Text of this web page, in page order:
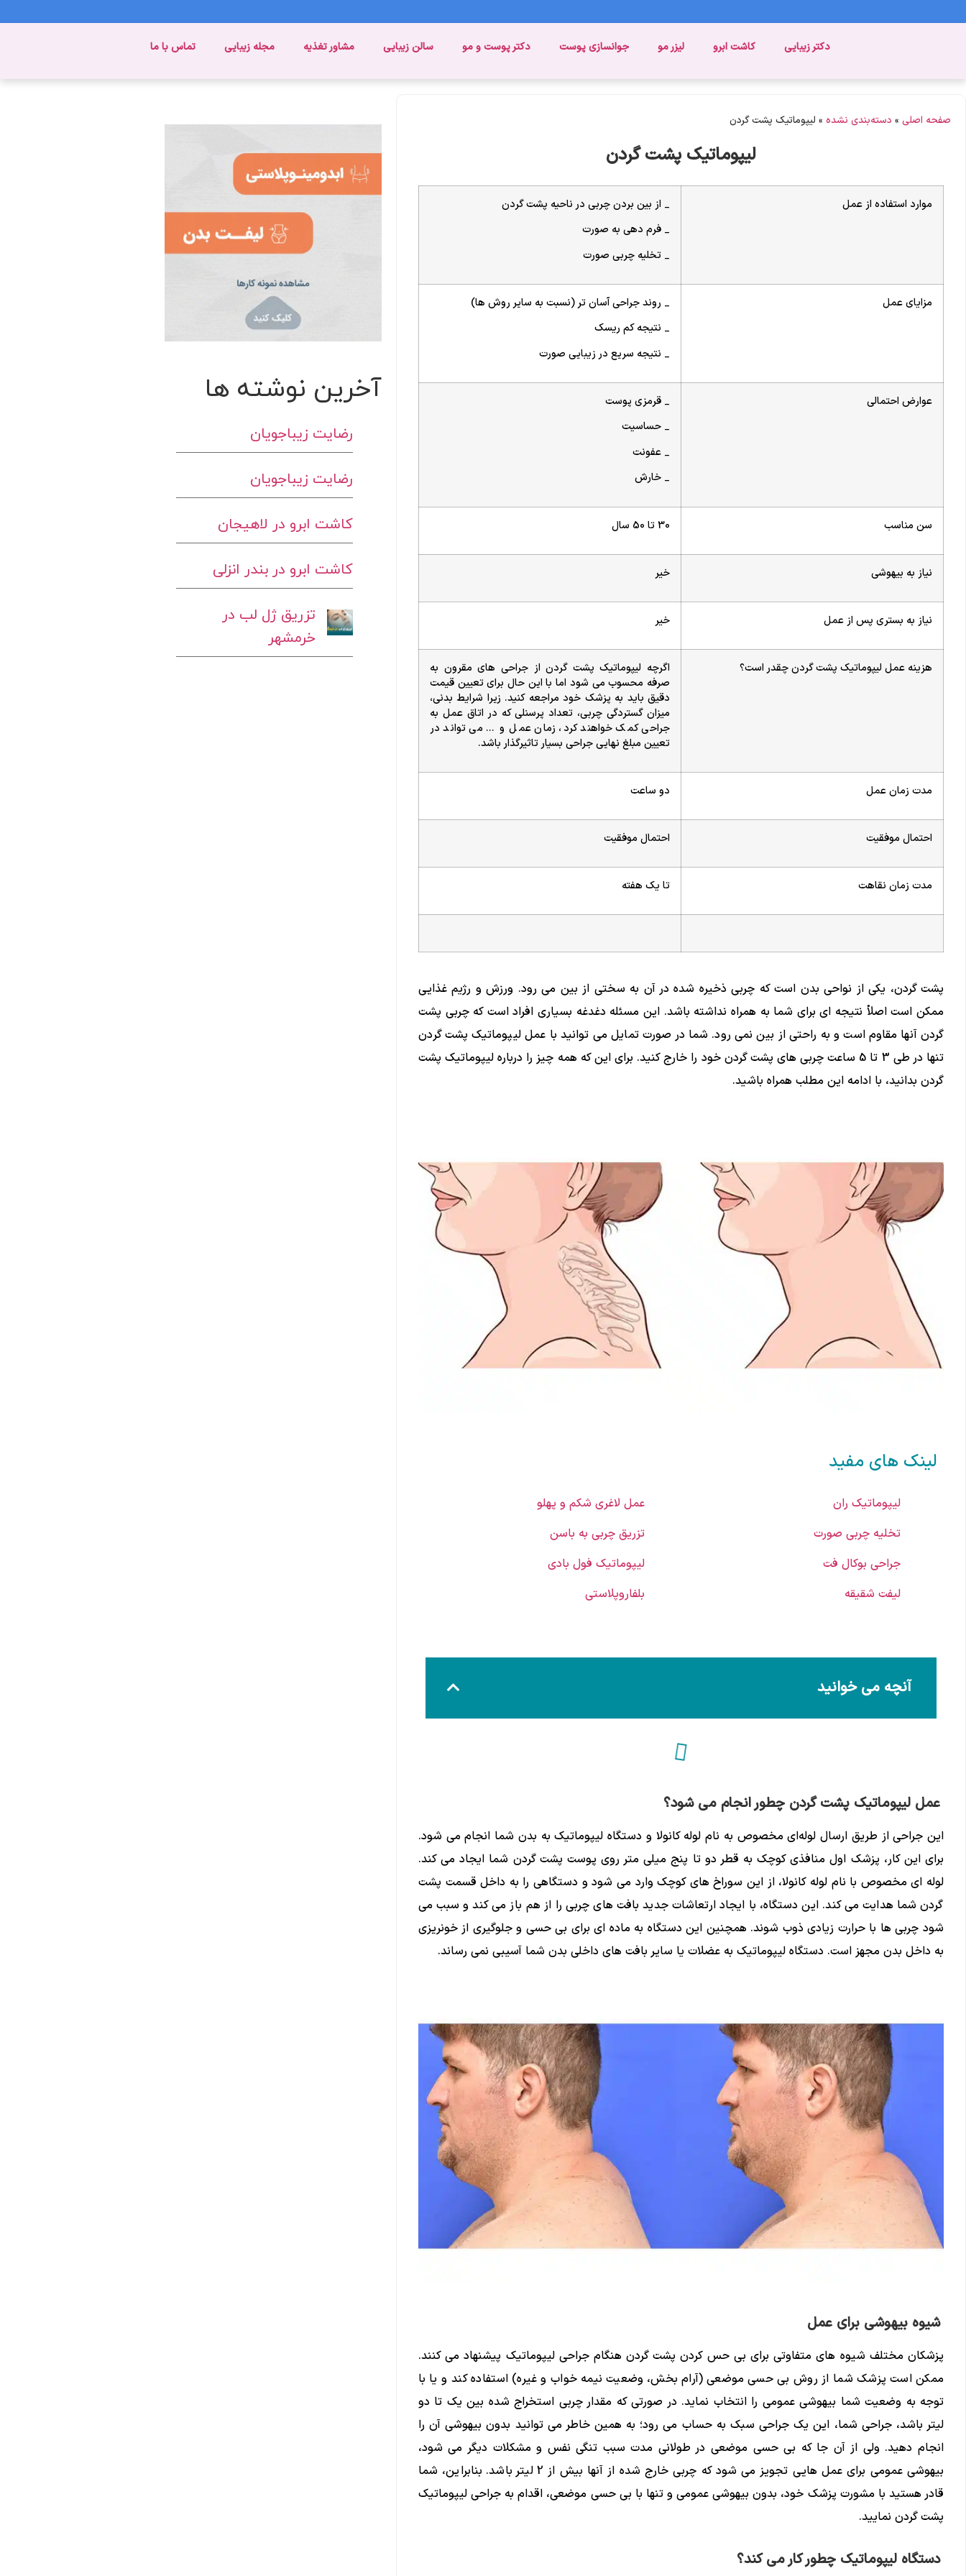
دکتر زیبایی کاشت ابرو لیزر مو جوانسازی پوست دکتر پوست و مو سالن زیبایی مشاور تغذیه مجله زیبایی تماس با ما
صفحه اصلی » دسته‌بندی نشده » لیپوماتیک پشت گردن
لیپوماتیک پشت گردن
موارد استفاده از عمل
_ از بین بردن چربی در ناحیه پشت گردن
_ فرم دهی به صورت
_ تخلیه چربی صورت
مزایای عمل
_ روند جراحی آسان تر (نسبت به سایر روش ها)
_ نتیجه کم ریسک
_ نتیجه سریع در زیبایی صورت
عوارض احتمالی
_ قرمزی پوست
_ حساسیت
_ عفونت
_ خارش
سن مناسب 30 تا 50 سال
نیاز به بیهوشی خیر
نیاز به بستری پس از عمل خیر
هزینه عمل لیپوماتیک پشت گردن چقدر است؟
اگرچه لیپوماتیک پشت گردن از جراحی های مقرون به
صرفه محسوب می شود اما با این حال برای تعیین قیمت
دقیق باید به پزشک خود مراجعه کنید. زیرا شرایط بدنی،
میزان گستردگی چربی، تعداد پرسنلی که در اتاق عمل به
جراحی کمک خواهند کرد، زمان عمل و … می تواند در
تعیین مبلغ نهایی جراحی بسیار تاثیرگذار باشد.
مدت زمان عمل دو ساعت
احتمال موفقیت احتمال موفقیت
مدت زمان نقاهت تا یک هفته
پشت گردن، یکی از نواحی بدن است که چربی ذخیره شده در آن به سختی از بین می رود. ورزش و رژیم غذایی
ممکن است اصلاْ نتیجه ای برای شما به همراه نداشته باشد. این مسئله دغدغه بسیاری افراد است که چربی پشت
گردن آنها مقاوم است و به راحتی از بین نمی رود. شما در صورت تمایل می توانید با عمل لیپوماتیک پشت گردن
تنها در طی 3 تا 5 ساعت چربی های پشت گردن خود را خارج کنید. برای این که همه چیز را درباره لیپوماتیک پشت
گردن بدانید، با ادامه این مطلب همراه باشید.
لینک های مفید
لیپوماتیک ران
تخلیه چربی صورت
جراحی بوکال فت
لیفت شقیقه
عمل لاغری شکم و پهلو
تزریق چربی به باسن
لیپوماتیک فول بادی
بلفاروپلاستی
آنچه می خوانید
عمل لیپوماتیک پشت گردن چطور انجام می شود؟
این جراحی از طریق ارسال لوله‌ای مخصوص به نام لوله کانولا و دستگاه لیپوماتیک به بدن شما انجام می شود.
برای این کار، پزشک اول منافذی کوچک به قطر دو تا پنج میلی متر روی پوست پشت گردن شما ایجاد می کند.
لوله ای مخصوص با نام لوله کانولا، از این سوراخ های کوچک وارد می شود و دستگاهی را به داخل قسمت پشت
گردن شما هدایت می کند. این دستگاه، با ایجاد ارتعاشات جدید بافت های چربی را از هم باز می کند و سبب می
شود چربی ها با حرارت زیادی ذوب شوند. همچنین این دستگاه به ماده ای برای بی حسی و جلوگیری از خونریزی
به داخل بدن مجهز است. دستگاه لیپوماتیک به عضلات یا سایر بافت های داخلی بدن شما آسیبی نمی رساند.
شیوه بیهوشی برای عمل
پزشکان مختلف شیوه های متفاوتی برای بی حس کردن پشت گردن هنگام جراحی لیپوماتیک پیشنهاد می کنند.
ممکن است پزشک شما از روش بی حسی موضعی (آرام بخش، وضعیت نیمه خواب و غیره) استفاده کند و یا با
توجه به وضعیت شما بیهوشی عمومی را انتخاب نماید. در صورتی که مقدار چربی استخراج شده بین یک تا دو
لیتر باشد، جراحی شما، این یک جراحی سبک به حساب می رود؛ به همین خاطر می توانید بدون بیهوشی آن را
انجام دهید. ولی از آن جا که بی حسی موضعی در طولانی مدت سبب تنگی نفس و مشکلات دیگر می شود،
بیهوشی عمومی برای عمل هایی تجویز می شود که چربی خارج شده از آنها بیش از 2 لیتر باشد. بنابراین، شما
قادر هستید با مشورت پزشک خود، بدون بیهوشی عمومی و تنها با بی حسی موضعی، اقدام به جراحی لیپوماتیک
پشت گردن نمایید.
دستگاه لیپوماتیک چطور کار می کند؟
آخرین نوشته ها
رضایت زیباجویان
رضایت زیباجویان
کاشت ابرو در لاهیجان
کاشت ابرو در بندر انزلی
تزریق ژل لب در
خرمشهر